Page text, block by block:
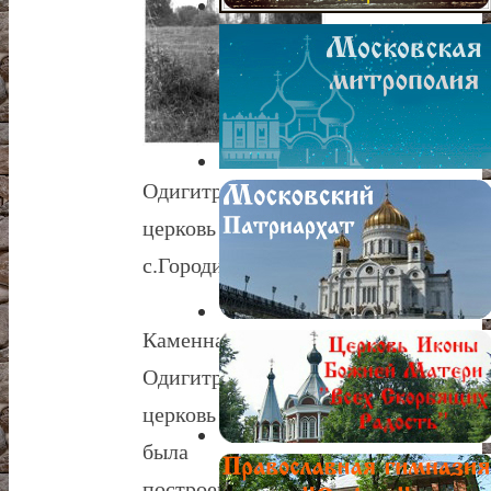
Одигитриевская
церковь
с.Городище
Каменная
Одигитриевская
церковь
была